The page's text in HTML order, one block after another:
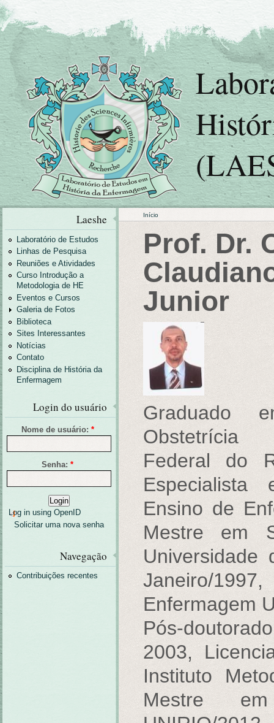
Início
Prof. Dr.
Junior
Graduado
Obstetrícia
Federal do
Especialista
Ensino de
Mestre em
Janeiro/
Enfermagem
Pós-
2003,
Instituto
Mestre
Laeshe
Laboratório de Estudos
Linhas de Pesquisa
Reuniões e Atividades
Curso Introdução a
Metodologia de HE
Eventos e Cursos
Galeria de Fotos
Biblioteca
Sites Interessantes
Notícias
Contato
Disciplina de História da
Enfermagem
Login do usuário
Nome de usuário: *
Senha: *
Log in using OpenID
Solicitar uma nova senha
Navegação
Contribuições recentes